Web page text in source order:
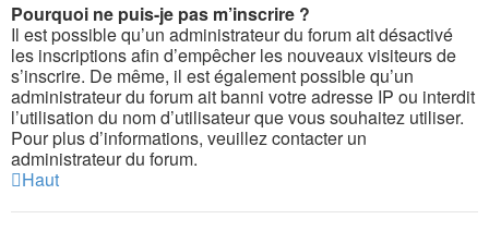
Pourquoi ne puis-je pas m’inscrire ?
Il est possible qu’un administrateur du forum ait désactivé
les inscriptions afin d’empêcher les nouveaux visiteurs de
s’inscrire. De même, il est également possible qu’un
administrateur du forum ait banni votre adresse IP ou interdit
l’utilisation du nom d’utilisateur que vous souhaitez utiliser.
Pour plus d’informations, veuillez contacter un
administrateur du forum.
Haut